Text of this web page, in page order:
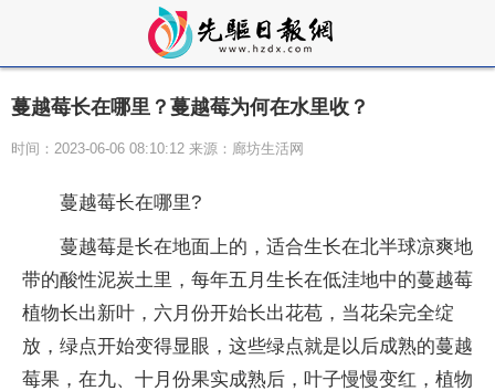
蔓越莓长在哪里？蔓越莓为何在水里收？
时间：2023-06-06 08:10:12 来源：廊坊生活网
蔓越莓长在哪里?
蔓越莓是长在地面上的，适合生长在北半球凉爽地
带的酸性泥炭土里，每年五月生长在低洼地中的蔓越莓
植物长出新叶，六月份开始长出花苞，当花朵完全绽
放，绿点开始变得显眼，这些绿点就是以后成熟的蔓越
莓果，在九、十月份果实成熟后，叶子慢慢变红，植物